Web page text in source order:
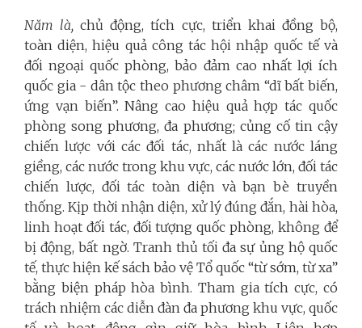
Năm là, chủ động, tích cực, triển khai đồng bộ,
toàn diện, hiệu quả công tác hội nhập quốc tế và
đối ngoại quốc phòng, bảo đảm cao nhất lợi ích
quốc gia - dân tộc theo phương châm “dĩ bất biến,
ứng vạn biến”. Nâng cao hiệu quả hợp tác quốc
phòng song phương, đa phương; củng cố tin cậy
chiến lược với các đối tác, nhất là các nước láng
giềng, các nước trong khu vực, các nước lớn, đối tác
chiến lược, đối tác toàn diện và bạn bè truyền
thống. Kịp thời nhận diện, xử lý đúng đắn, hài hòa,
linh hoạt đối tác, đối tượng quốc phòng, không để
bị động, bất ngờ. Tranh thủ tối đa sự ủng hộ quốc
tế, thực hiện kế sách bảo vệ Tổ quốc “từ sớm, từ xa”
bằng biện pháp hòa bình. Tham gia tích cực, có
trách nhiệm các diễn đàn đa phương khu vực, quốc